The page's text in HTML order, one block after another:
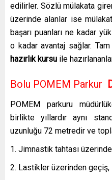
edilirler. Sözlü mülakata
üzerinde alanlar ise
başarı puanları ne kadar
o kadar avantaj sağlar.
hazırlık kursu ile
Bolu POMEM Parkur
POMEM parkuru
birlikte yıllardır aynı
uzunluğu 72 metredir ve
Jimnastik tahtası
Lastikler üzerinden geçiş,